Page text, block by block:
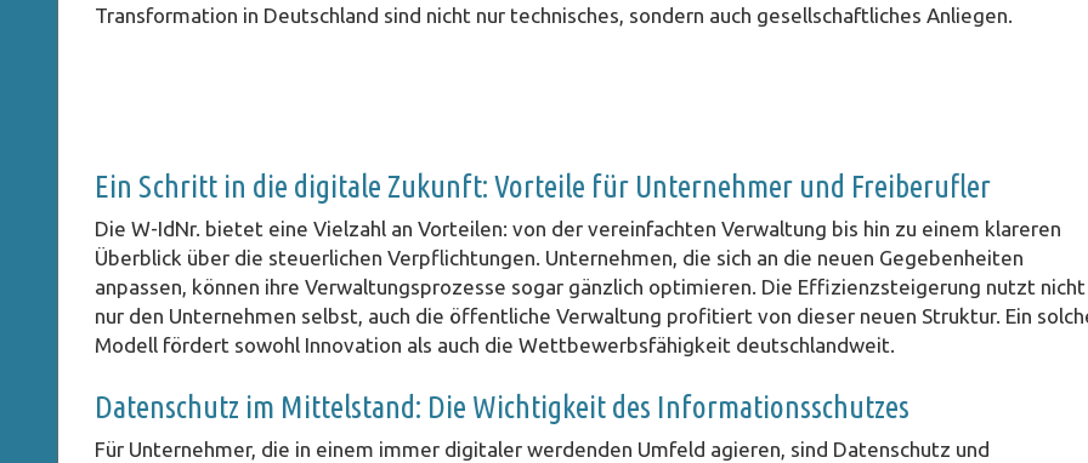
Transformation in Deutschland sind nicht nur technisches, sondern auch gesellschaftliches Anliegen.
Ein Schritt in die digitale Zukunft: Vorteile für Unternehmer und Freiberufler
Die W-IdNr. bietet eine Vielzahl an Vorteilen: von der vereinfachten Verwaltung bis hin zu einem klareren
Überblick über die steuerlichen Verpflichtungen. Unternehmen, die sich an die neuen Gegebenheiten
anpassen, können ihre Verwaltungsprozesse sogar gänzlich optimieren. Die Effizienzsteigerung nutzt nicht
nur den Unternehmen selbst, auch die öffentliche Verwaltung profitiert von dieser neuen Struktur. Ein
Modell fördert sowohl Innovation als auch die Wettbewerbsfähigkeit deutschlandweit.
Datenschutz im Mittelstand: Die Wichtigkeit des Informationsschutzes
Für Unternehmer, die in einem immer digitaler werdenden Umfeld agieren, sind Datenschutz und